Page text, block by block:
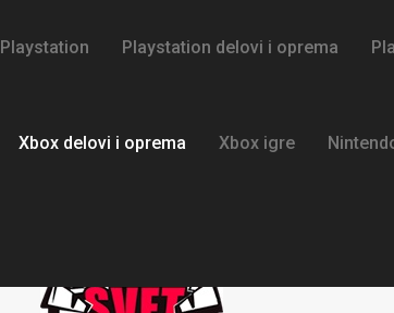
Playstation Playstation delovi i oprema
Xbox delovi i oprema Xbox igre